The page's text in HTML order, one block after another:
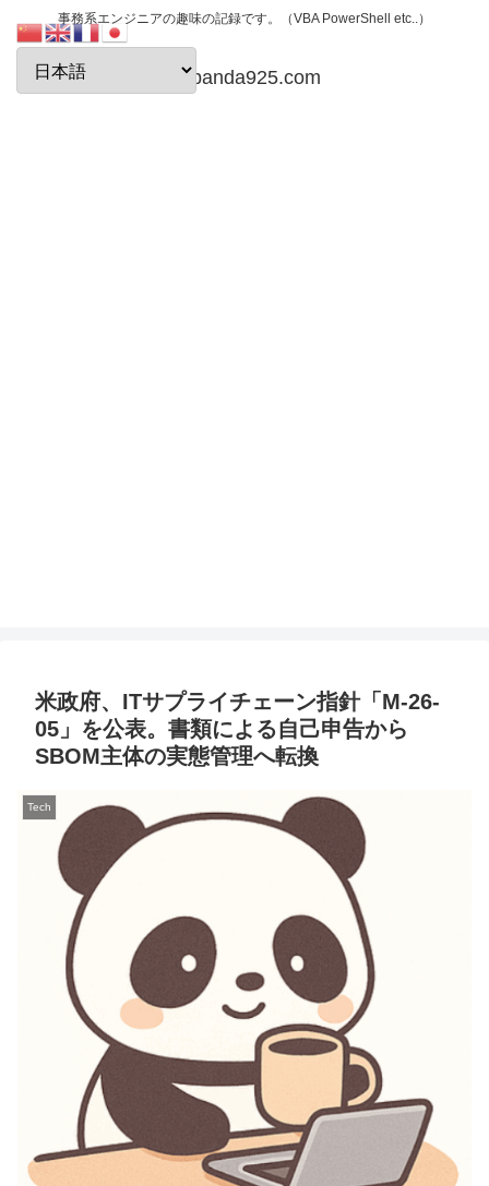
事務系エンジニアの趣味の記録です。（VBA PowerShell etc..）
papanda925.com
米政府、ITサプライチェーン指針「M-26-
05」を公表。書類による自己申告から
SBOM主体の実態管理へ転換
Tech